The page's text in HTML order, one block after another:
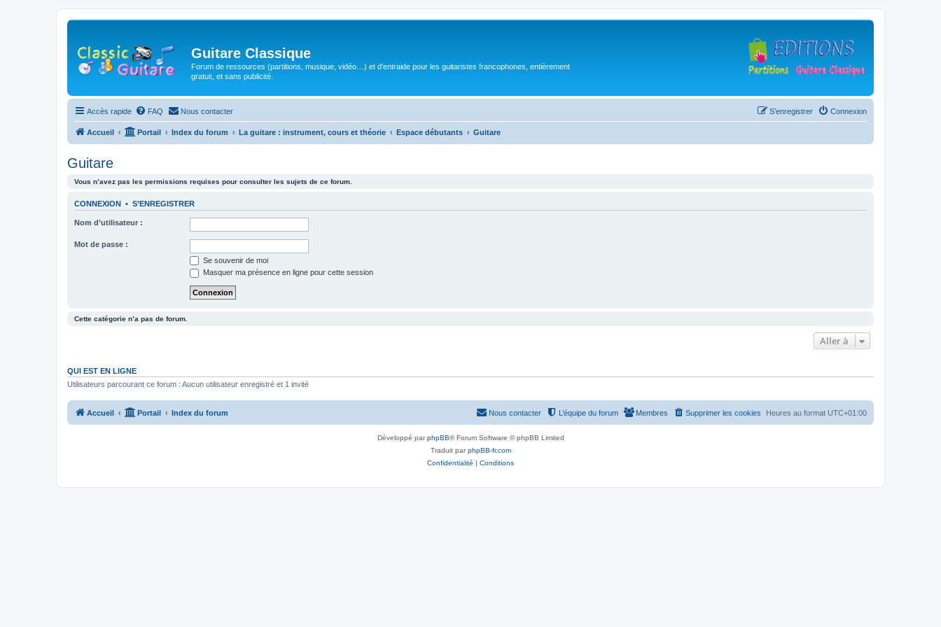
Guitare Classique
Forum de ressources (partitions, musique, vidéo…) et d'entraide pour les guitaristes francophones, entièrement
gratuit, et sans publicité.
Accès rapide FAQ Nous contacter Connexion
S’enregistrer
Accueil Portail Index du forum La guitare : instrument, cours et théorie Espace débutants Guitare
Guitare
Vous n’avez pas les permissions requises pour consulter les sujets de ce forum.
CONNEXION • S’ENREGISTRER
Nom d’utilisateur :
Mot de passe :
Se souvenir de moi
Masquer ma présence en ligne pour cette session
Cette catégorie n’a pas de forum.
Aller à
QUI EST EN LIGNE
Utilisateurs parcourant ce forum : Aucun utilisateur enregistré et 1 invité
Accueil Portail Index du forum Heures au format UTC+01:00
Supprimer les cookies
Membres
L’équipe du forum
Nous contacter
Développé parphpBB® Forum Software © phpBB Limited
Traduit parphpBB-fr.com
Confidentialité | Conditions